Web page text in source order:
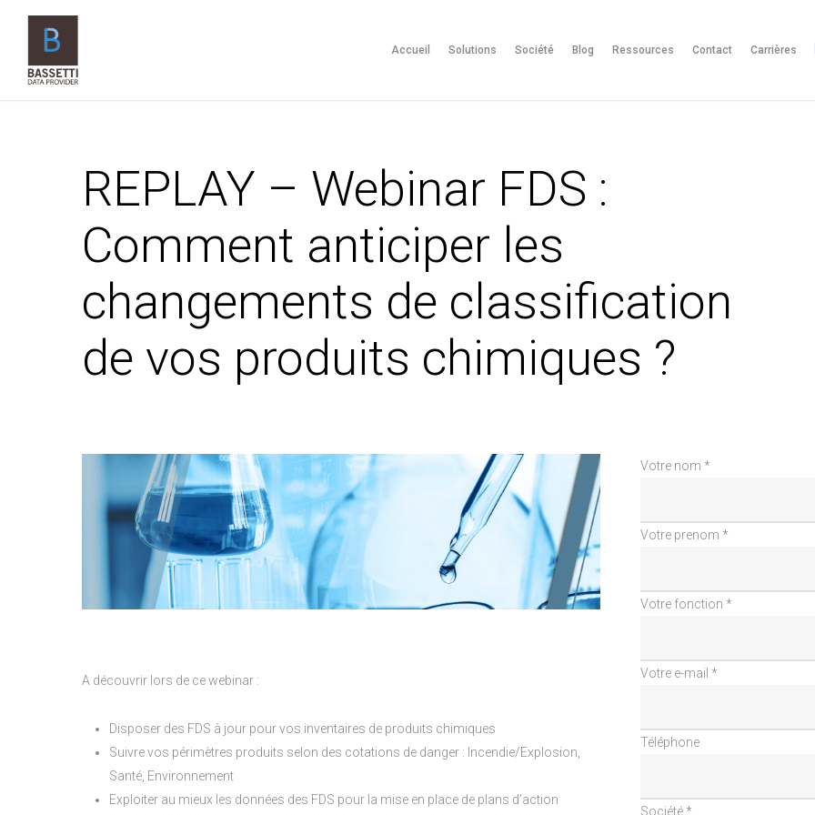
content
Accueil Solutions Société Blog Ressources Contact Carrières
REPLAY – Webinar FDS :
Comment anticiper les
changements de classification
de vos produits chimiques ?
A découvrir lors de ce webinar :
Disposer des FDS à jour pour vos inventaires de produits chimiques
Suivre vos périmètres produits selon des cotations de danger : Incendie/Explosion,
Santé, Environnement
Exploiter au mieux les données des FDS pour la mise en place de plans d’action
Votre nom *
Votre prenom *
Votre fonction *
Votre e-mail *
Téléphone
Société *